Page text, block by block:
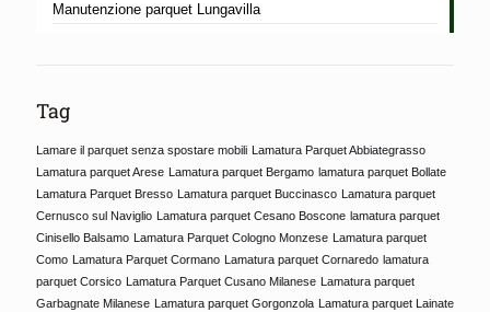
Manutenzione parquet Lungavilla
Tag
Lamare il parquet senza spostare mobili Lamatura Parquet Abbiategrasso
Lamatura parquet Arese Lamatura parquet Bergamo lamatura parquet Bollate
Lamatura Parquet Bresso Lamatura parquet Buccinasco Lamatura parquet
Cernusco sul Naviglio Lamatura parquet Cesano Boscone lamatura parquet
Cinisello Balsamo Lamatura Parquet Cologno Monzese Lamatura parquet
Como Lamatura Parquet Cormano Lamatura parquet Cornaredo lamatura
parquet Corsico Lamatura Parquet Cusano Milanese Lamatura parquet
Garbagnate Milanese Lamatura parquet Gorgonzola Lamatura parquet Lainate